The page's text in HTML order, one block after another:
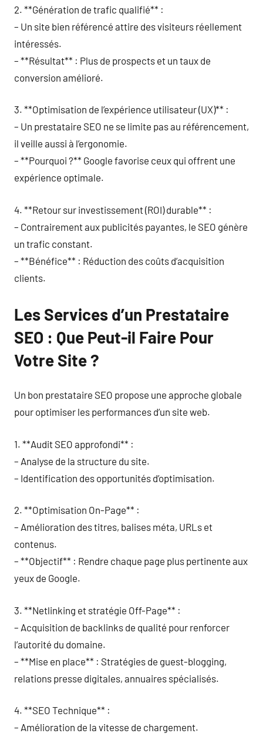
2. **Génération de trafic qualifié** :
– Un site bien référencé attire des visiteurs réellement
intéressés.
– **Résultat** : Plus de prospects et un taux de
conversion amélioré.
3. **Optimisation de l’expérience utilisateur (UX)** :
– Un prestataire SEO ne se limite pas au référencement,
il veille aussi à l’ergonomie.
– **Pourquoi ?** Google favorise ceux qui offrent une
expérience optimale.
4. **Retour sur investissement (ROI) durable** :
– Contrairement aux publicités payantes, le SEO génère
un trafic constant.
– **Bénéfice** : Réduction des coûts d’acquisition
clients.
Les Services d’un Prestataire
SEO : Que Peut-il Faire Pour
Votre Site ?
Un bon prestataire SEO propose une approche globale
pour optimiser les performances d’un site web.
1. **Audit SEO approfondi** :
– Analyse de la structure du site.
– Identification des opportunités d’optimisation.
2. **Optimisation On-Page** :
– Amélioration des titres, balises méta, URLs et
contenus.
– **Objectif** : Rendre chaque page plus pertinente aux
yeux de Google.
3. **Netlinking et stratégie Off-Page** :
– Acquisition de backlinks de qualité pour renforcer
l’autorité du domaine.
– **Mise en place** : Stratégies de guest-blogging,
relations presse digitales, annuaires spécialisés.
4. **SEO Technique** :
– Amélioration de la vitesse de chargement.